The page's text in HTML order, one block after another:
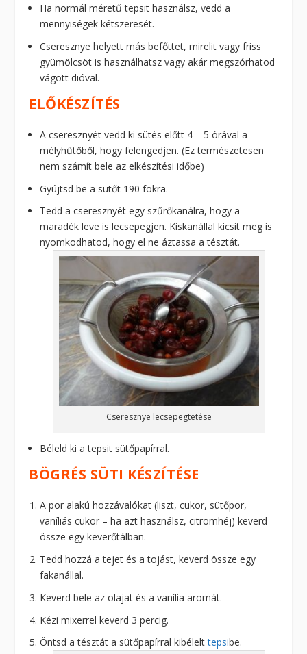
Ha normál méretű tepsit használsz, vedd a
mennyiségek kétszeresét.
Cseresznye helyett más befőttet, mirelit vagy friss
gyümölcsöt is használhatsz vagy akár megszórhatod
vágott dióval.
ELŐKÉSZÍTÉS
A cseresznyét vedd ki sütés előtt 4 – 5 órával a
mélyhűtőből, hogy felengedjen. (Ez természetesen
nem számít bele az elkészítési időbe)
Gyújtsd be a sütőt 190 fokra.
Tedd a cseresznyét egy szűrőkanálra, hogy a
maradék leve is lecsepegjen. Kiskanállal kicsit meg is
nyomkodhatod, hogy el ne áztassa a tésztát.
Cseresznye lecsepegtetése
Béleld ki a tepsit sütőpapírral.
BÖGRÉS SÜTI KÉSZÍTÉSE
A por alakú hozzávalókat (liszt, cukor, sütőpor,
vaníliás cukor – ha azt használsz, citromhéj) keverd
össze egy keverőtálban.
Tedd hozzá a tejet és a tojást, keverd össze egy
fakanállal.
Keverd bele az olajat és a vanília aromát.
Kézi mixerrel keverd 3 percig.
Öntsd a tésztát a sütőpapírral kibélelttepsibe.